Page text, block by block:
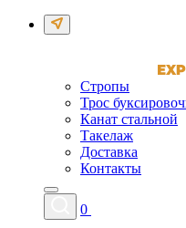
Стропы
Трос
Канат стальной
Такелаж
Доставка
Контакты
0